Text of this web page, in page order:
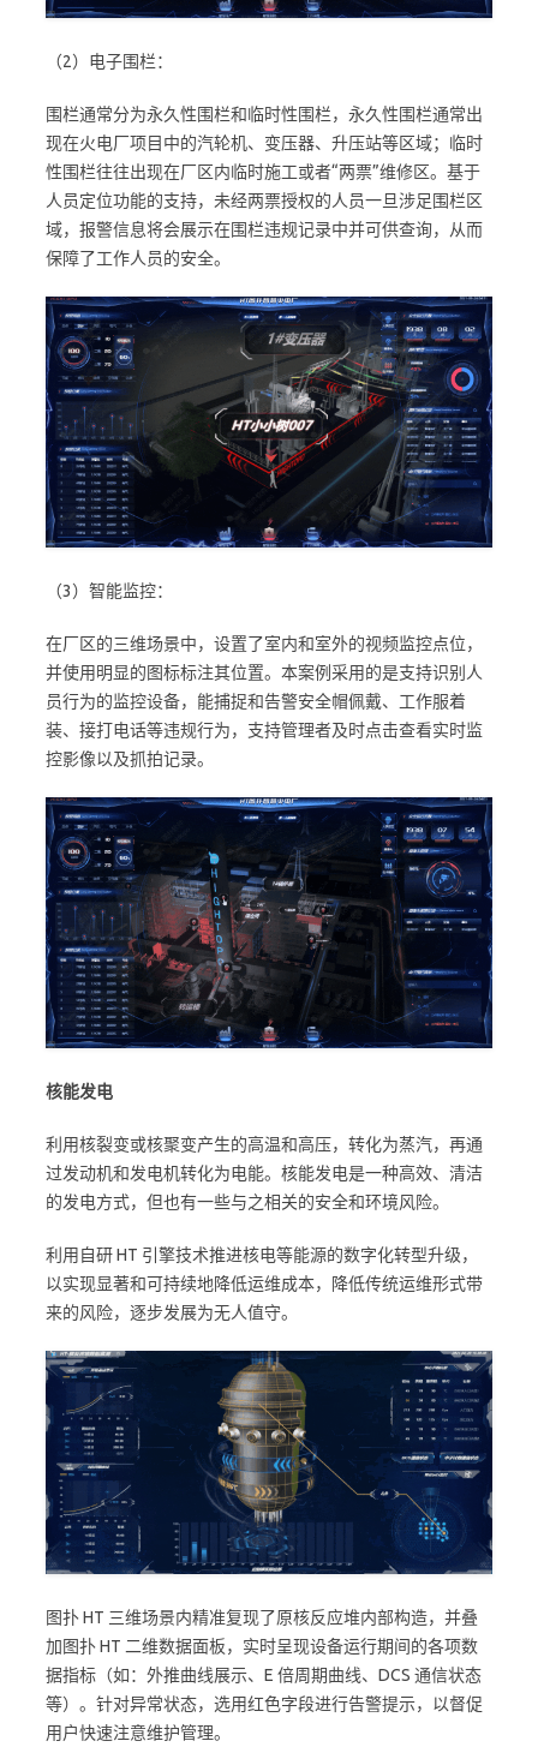
（2）电子围栏：
围栏通常分为永久性围栏和临时性围栏，永久性围栏通常出
现在火电厂项目中的汽轮机、变压器、升压站等区域；临时
性围栏往往出现在厂区内临时施工或者“两票”维修区。基于
人员定位功能的支持，未经两票授权的人员一旦涉足围栏区
域，报警信息将会展示在围栏违规记录中并可供查询，从而
保障了工作人员的安全。
（3）智能监控：
在厂区的三维场景中，设置了室内和室外的视频监控点位，
并使用明显的图标标注其位置。本案例采用的是支持识别人
员行为的监控设备，能捕捉和告警安全帽佩戴、工作服着
装、接打电话等违规行为，支持管理者及时点击查看实时监
控影像以及抓拍记录。
核能发电
利用核裂变或核聚变产生的高温和高压，转化为蒸汽，再通
过发动机和发电机转化为电能。核能发电是一种高效、清洁
的发电方式，但也有一些与之相关的安全和环境风险。
利用自研 HT 引擎技术推进核电等能源的数字化转型升级，
以实现显著和可持续地降低运维成本，降低传统运维形式带
来的风险，逐步发展为无人值守。
图扑 HT 三维场景内精准复现了原核反应堆内部构造，并叠
加图扑 HT 二维数据面板，实时呈现设备运行期间的各项数
据指标（如：外推曲线展示、E 倍周期曲线、DCS 通信状态
等）。针对异常状态，选用红色字段进行告警提示，以督促
用户快速注意维护管理。